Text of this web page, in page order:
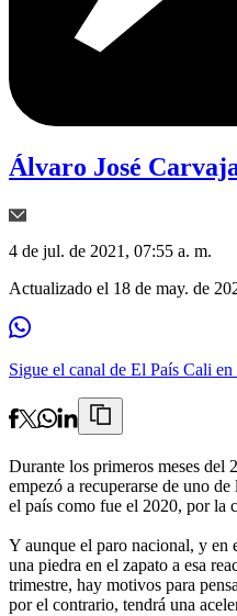
Álvaro José
4 de jul. de 2021, 07:55 a. m.
Actualizado el 18 de may. de
Sigue el canal de El País Cali
Durante los primeros meses del
empezó a recuperarse de uno
el país como fue el 2020, por la
Y aunque el paro nacional, y en
una piedra en el zapato a esa
trimestre, hay motivos para
por el contrario, tendrá una